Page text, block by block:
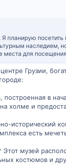
планирую
наследием,
места для
Грузии,
построенная в
на холме и
исторический
есть
музей
костюмов и